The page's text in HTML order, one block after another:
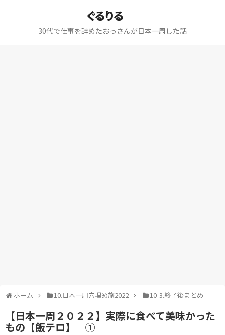
ぐるりる
30代で仕事を辞めたおっさんが日本一周した話
ホーム 10.日本一周穴埋め旅2022 10-3.終了後まとめ
【日本一周２０２２】実際に食べて美味かった
もの【飯テロ】 ①